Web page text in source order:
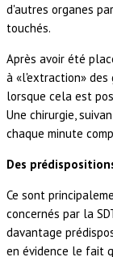
d'autres organes
touchés.
Après avoir été
à «l'extraction» des
lorsque cela est
Une chirurgie,
chaque minute
Des
Ce sont
concernés par la
davantage
en évidence le fait